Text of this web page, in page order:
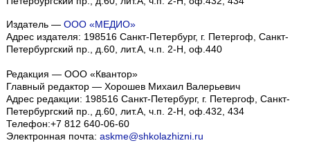
Издатель — ООО «МЕДИО»
Адрес издателя: 198516 Санкт-Петербург, г. Петергоф, Санкт-
Петербургский пр., д.60, лит.А, ч.п. 2-Н, оф.440
Редакция — ООО «Квантор»
Главный редактор — Хорошев Михаил Валерьевич
Адрес редакции: 198516 Санкт-Петербург, г. Петергоф, Санкт-
Петербургский пр., д.60, лит.А, ч.п. 2-Н, оф.432, 434
Телефон:+7 812 640-06-60
Электронная почта: askme@shkolazhizni.ru